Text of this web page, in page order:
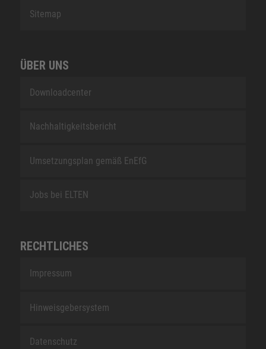
Sitemap
ÜBER UNS
Downloadcenter
Nachhaltigkeitsbericht
Umsetzungsplan gemäß EnEfG
Jobs bei ELTEN
RECHTLICHES
Impressum
Hinweisgebersystem
Datenschutz